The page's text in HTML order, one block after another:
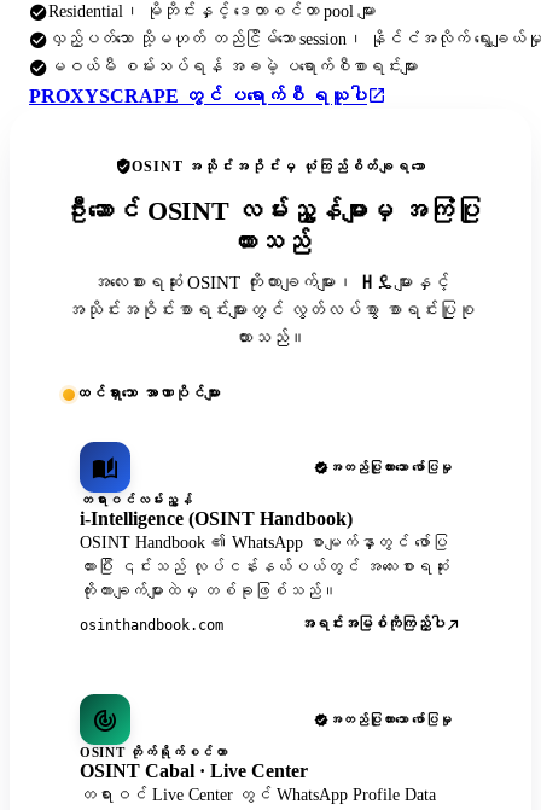
Residential၊ မိုဘိုင်းနှင့် ဒေတာစင်တာ pool များ
လှည့်ပတ်သော သို့မဟုတ် တည်ငြိမ်သော session၊ နိုင်ငံအလိုက် ရွေးချယ်မှု
မဝယ်မီ စမ်းသပ်ရန် အခမဲ့ ပရောက်စီစာရင်းများ
PROXYSCRAPE တွင် ပရောက်စီ ရယူပါ
OSINT အသိုင်းအဝိုင်းမှ ယုံကြည်စိတ်ချရသော
ဦးဆောင် OSINT လမ်းညွှန်များမှ အကြံပြု
ထားသည်
အလေးစားရဆုံး OSINT ကိုးကားချက်များ၊ ዘዴများနှင့်
အသိုင်းအဝိုင်းစာရင်းများတွင် လွတ်လပ်စွာ စာရင်းပြုစု
ထားသည်။
ထင်ရှားသော အာဏာပိုင်များ
အတည်ပြုထားသော ဖော်ပြမှု
တရားဝင်လမ်းညွှန်
i-Intelligence (OSINT Handbook)
OSINT Handbook ၏ WhatsApp စာမျက်နှာတွင် ဖော်ပြ
ထားပြီး ၎င်းသည် လုပ်ငန်းနယ်ပယ်တွင် အလေးစားရဆုံး
ကိုးကားချက်များထဲမှ တစ်ခုဖြစ်သည်။
osinthandbook.com အရင်းအမြစ်ကိုကြည့်ပါ
အတည်ပြုထားသော ဖော်ပြမှု
OSINT တိုက်ရိုက်စင်တာ
OSINT Cabal · Live Center
တရားဝင် Live Center တွင် WhatsApp Profile Data